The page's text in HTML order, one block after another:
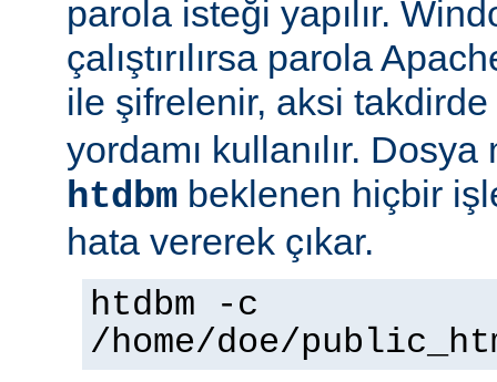
parola isteği yapılır.
çalıştırılırsa parola
ile şifrelenir, aksi
yordamı kullanılır.
htdbm beklenen hiçbir
hata vererek çıkar.
htdbm -c
/home/doe/